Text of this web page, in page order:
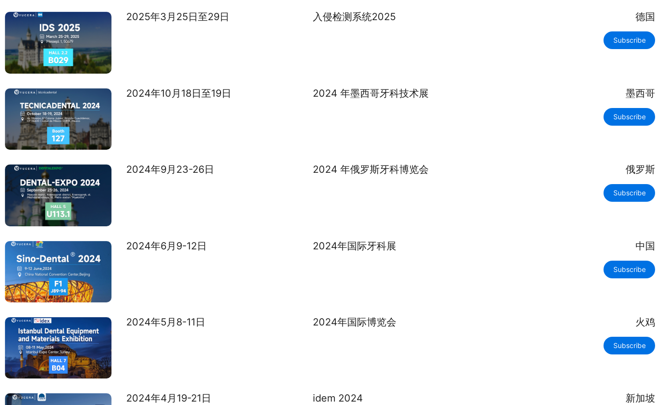
2025年3月25日至29日 入侵检测系统2025 德国
Subscribe
2024年10月18日至19日 2024 年墨西哥牙科技术展 墨西哥
Subscribe
2024年9月23-26日 2024 年俄罗斯牙科博览会 俄罗斯
Subscribe
2024年6月9-12日 2024年国际牙科展 中国
Subscribe
2024年5月8-11日 2024年国际博览会 火鸡
Subscribe
2024年4月19-21日 idem 2024 新加坡